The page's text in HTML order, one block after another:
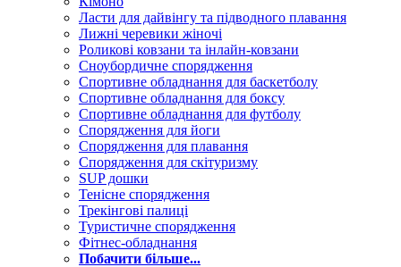
Ласти для дайвінгу та підводного плавання
Лижні черевики жіночі
Роликові ковзани та інлайн-ковзани
Сноубордичне спорядження
Спортивне обладнання для баскетболу
Спортивне обладнання для боксу
Спортивне обладнання для футболу
Спорядження для йоги
Спорядження для плавання
Спорядження для скітуризму
SUP дошки
Тенісне спорядження
Трекінгові палиці
Туристичне спорядження
Фітнес-обладнання
Побачити більше...